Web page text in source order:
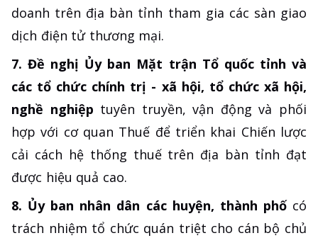
doanh trên địa bàn tỉnh tham gia các sàn giao
dịch điện tử thương mại.
7. Đề nghị Ủy ban Mặt trận Tổ quốc tỉnh và
các tổ chức chính trị - xã hội, tổ chức xã hội,
nghề nghiệp tuyên truyền, vận động và phối
hợp với cơ quan Thuế để triển khai Chiến lược
cải cách hệ thống thuế trên địa bàn tỉnh đạt
được hiệu quả cao.
8. Ủy ban nhân dân các huyện, thành phố có
trách nhiệm tổ chức quán triệt cho cán bộ chủ